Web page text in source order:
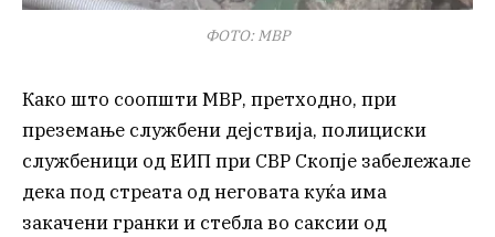
ФОТО: МВР
Како што соопшти МВР, претходно, при
преземање службени дејствија, полициски
службеници од ЕИП при СВР Скопје забележале
дека под стреата од неговата куќа има
закачени гранки и стебла во саксии од